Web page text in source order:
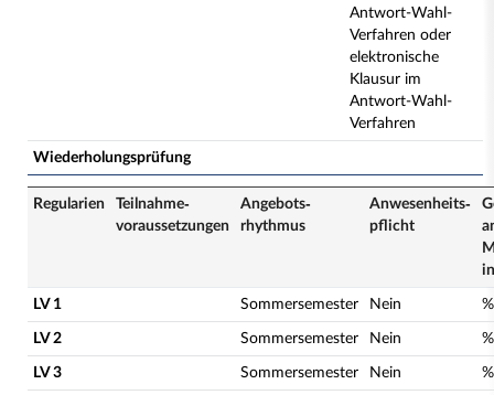
Antwort-Wahl-
Verfahren oder
elektronische
Klausur im
Antwort-Wahl-
Verfahren
Wiederholungsprüfung
Regularien
Teilnahme­
voraussetzungen
Angebots­
rhythmus
Anwesenheits­
pflicht
LV 1 Sommersemester Nein %
LV 2 Sommersemester Nein %
LV 3 Sommersemester Nein %